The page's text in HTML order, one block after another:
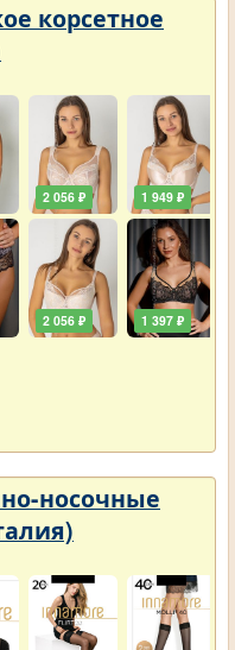
корсетное
2 056 ₽
2 056 ₽
1 949 ₽
1 397 ₽
носочные